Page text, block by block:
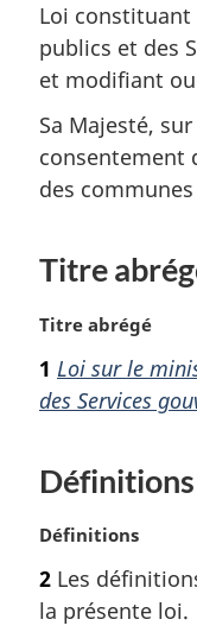
Loi constituant
publics et des
et modifiant
Sa Majesté,
consentement
des
Titre
N
t
e
r
i
a
Titre abrégé
1 Loi sur le
des Services
Définitions
N
t
e
Définitions
2 Les
la présente loi.